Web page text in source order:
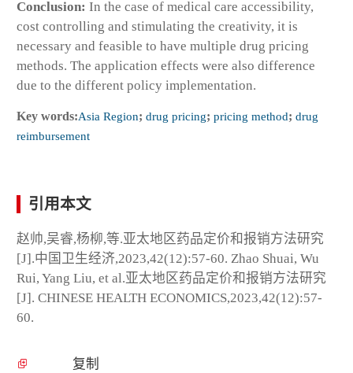
Conclusion: In the case of medical care accessibility,
cost controlling and stimulating the creativity, it is
necessary and feasible to have multiple drug pricing
methods. The application effects were also difference
due to the different policy implementation.
Key words:Asia Region; drug pricing; pricing method; drug
reimbursement
引用本文
赵帅,吴睿,杨柳,等.亚太地区药品定价和报销方法研究
[J].中国卫生经济,2023,42(12):57-60. Zhao Shuai, Wu
Rui, Yang Liu, et al.亚太地区药品定价和报销方法研究
[J]. CHINESE HEALTH ECONOMICS,2023,42(12):57-
60.
复制